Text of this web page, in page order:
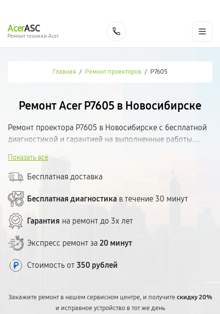
AcerASC
Ремонт техники Acer
Главная / Ремонт проекторов / P7605
Ремонт Acer P7605 в Новосибирске
Ремонт проектора P7605 в Новосибирске с бесплатной
диагностикой и гарантией на выполненные работы.
приступим к ремонту. Используем качественные
комплектующие и современное оборудование.
Прозрачные цены.
Показать всё
Бесплатная доставка
Бесплатная диагностика в течение 30 минут
Гарантия на ремонт до 3х лет
Экспресс ремонт за 20 минут
Стоимость от 350 рублей
Закажите ремонт в нашем сервисном центре, и получитескидку 20%
и исправное устройство в тот же день